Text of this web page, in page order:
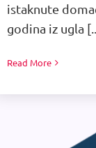
istaknute
godina iz ugla
Read More